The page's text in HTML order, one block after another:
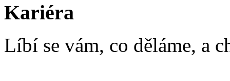
Kariéra
Líbí se vám, co děláme, a